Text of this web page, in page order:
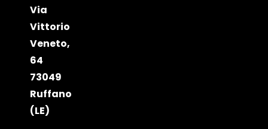
Via
Vittorio
Veneto,
64
73049
Ruffano
(LE)